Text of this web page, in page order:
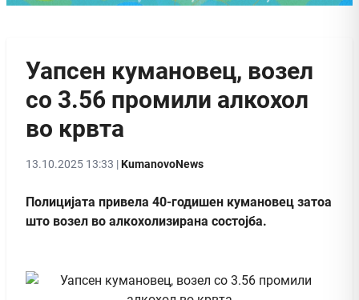
Уапсен кумановец, возел
со 3.56 промили алкохол
во крвта
13.10.2025 13:33 |KumanovoNews
Полицијата привела 40-годишен кумановец затоа
што возел во алкохолизирана состојба.